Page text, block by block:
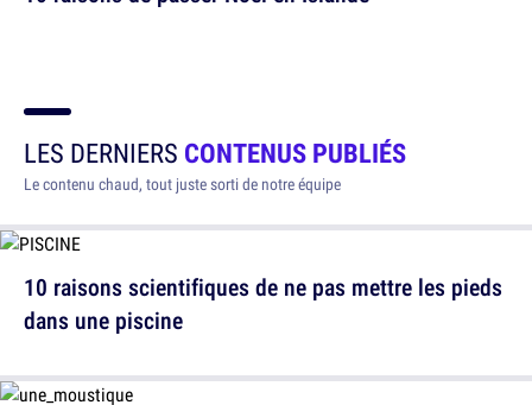
LES DERNIERS CONTENUS PUBLIÉS
Le contenu chaud, tout juste sorti de notre équipe
10 raisons scientifiques de ne pas mettre les pieds
dans une piscine